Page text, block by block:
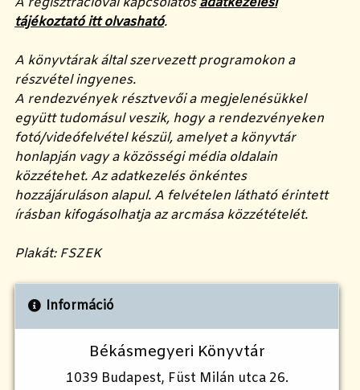
tájékoztató itt olvasható.
A könyvtárak által szervezett programokon a
részvétel ingyenes.
A rendezvények résztvevői a megjelenésükkel
együtt tudomásul veszik, hogy a rendezvényeken
fotó/videófelvétel készül, amelyet a könyvtár
honlapján vagy a közösségi média oldalain
közzétehet. Az adatkezelés önkéntes
hozzájáruláson alapul. A felvételen látható érintett
írásban kifogásolhatja az arcmása közzétételét.
Plakát: FSZEK
Információ
Békásmegyeri Könyvtár
1039 Budapest, Füst Milán utca 26.